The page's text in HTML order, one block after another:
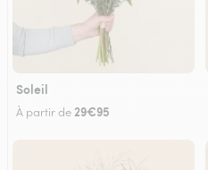
Soleil
À partir de 29€95